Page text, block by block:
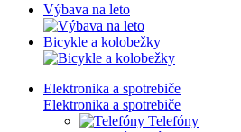
Výbava na leto
Bicykle a kolobežky
Elektronika a spotrebiče
Elektronika a spotrebiče
Telefóny